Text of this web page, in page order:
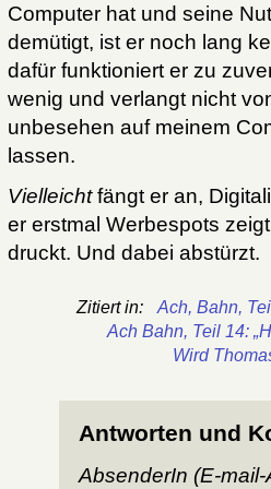
Computer hat und seine
demütigt, ist er noch lang
dafür funktioniert er zu
wenig und verlangt nicht
unbesehen auf meinem
lassen.
Vielleichtfängt er an,
er erstmal Werbespots
druckt. Und dabei abstürzt.
Zitiert in:
Ach, Bahn,
Ach Bahn, Teil 14:
Wird
Antworten und
AbsenderIn (E-